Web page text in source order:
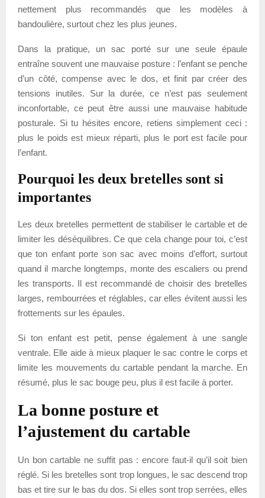
nettement plus recommandés que les modèles à
bandoulière, surtout chez les plus jeunes.
Dans la pratique, un sac porté sur une seule épaule
entraîne souvent une mauvaise posture : l’enfant se penche
d’un côté, compense avec le dos, et finit par créer des
tensions inutiles. Sur la durée, ce n’est pas seulement
inconfortable, ce peut être aussi une mauvaise habitude
posturale. Si tu hésites encore, retiens simplement ceci :
plus le poids est mieux réparti, plus le port est facile pour
l’enfant.
Pourquoi les deux bretelles sont si
importantes
Les deux bretelles permettent de stabiliser le cartable et de
limiter les déséquilibres. Ce que cela change pour toi, c’est
que ton enfant porte son sac avec moins d’effort, surtout
quand il marche longtemps, monte des escaliers ou prend
les transports. Il est recommandé de choisir des bretelles
larges, rembourrées et réglables, car elles évitent aussi les
frottements sur les épaules.
Si ton enfant est petit, pense également à une sangle
ventrale. Elle aide à mieux plaquer le sac contre le corps et
limite les mouvements du cartable pendant la marche. En
résumé, plus le sac bouge peu, plus il est facile à porter.
La bonne posture et
l’ajustement du cartable
Un bon cartable ne suffit pas : encore faut-il qu’il soit bien
réglé. Si les bretelles sont trop longues, le sac descend trop
bas et tire sur le bas du dos. Si elles sont trop serrées, elles